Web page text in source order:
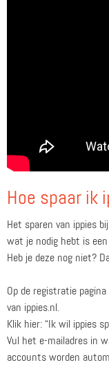
Hoe spaar ik
Het sparen van ippies
wat je nodig hebt is
Heb je deze nog niet?
Op de registratie
van ippies.nl.
Klik hier: “Ik wil ippies
Vul het e-mailadres in
accounts worden